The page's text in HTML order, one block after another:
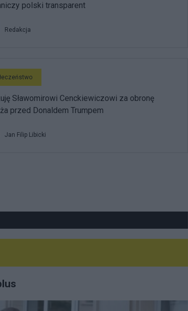
polski transparent
Redakcja
Sławomirowi Cenckiewiczowi za obronę
przed Donaldem Trumpem
Jan Filip Libicki